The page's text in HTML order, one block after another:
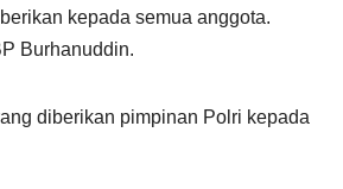
kepada semua anggota.
Burhanuddin.
diberikan pimpinan Polri kepada